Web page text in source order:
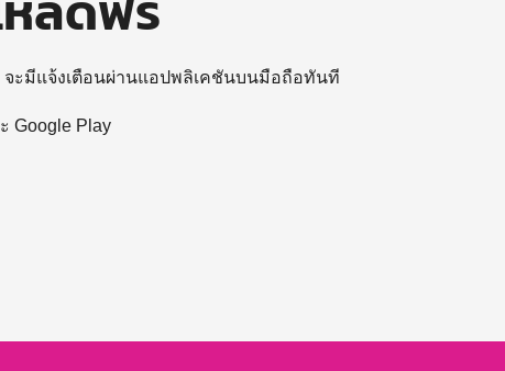
ะมีแจ้งเตือนผ่านแอปพลิเคชันบนมือถือทันที
Google Play